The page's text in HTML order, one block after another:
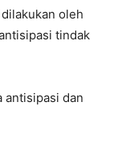
oleh
tindak
antisipasi dan